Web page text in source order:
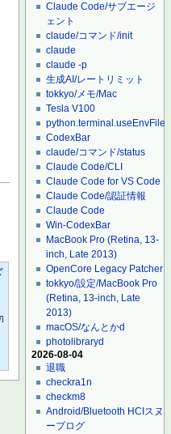
Claude Code/サブエージ
ェント
claude/コマンド/init
claude
claude -p
生成AI/レートリミット
tokkyo/メモ/Mac
Tesla V100
python.terminal.useEnvFile
CodexBar
claude/コマンド/status
Claude Code/CLI
Claude Code for VS Code
Claude Code/認証情報
Claude Code
Win-CodexBar
MacBook Pro (Retina, 13-
inch, Late 2013)
OpenCore Legacy Patcher
tokkyo/設定/MacBook Pro
(Retina, 13-inch, Late
2013)
macOS/なんとかd
photolibraryd
2026-08-04
退職
checkra1n
checkm8
Android/Bluetooth HCIスヌ
ープログ